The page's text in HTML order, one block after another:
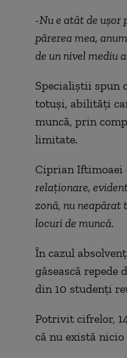
-Nu e atât de ușor
părerea mea,
de un nivel mediu
Specialiștii spun
totuși, abilități
muncă, prin
limitate.
Ciprian Iftimoaei
relaționare,
zonă, nu neapărat
locuri de muncă.
În cazul
găsească
din 10 studenți
Potrivit cifrelor,
că nu există